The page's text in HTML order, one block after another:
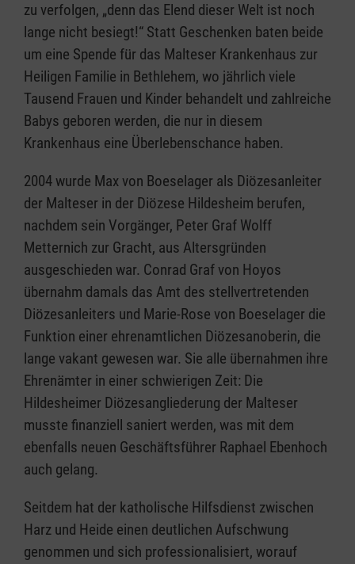
zu verfolgen, „denn das Elend dieser Welt ist noch
lange nicht besiegt!“ Statt Geschenken baten beide
um eine Spende für das Malteser Krankenhaus zur
Heiligen Familie in Bethlehem, wo jährlich viele
Tausend Frauen und Kinder behandelt und zahlreiche
Babys geboren werden, die nur in diesem
Krankenhaus eine Überlebenschance haben.
2004 wurde Max von Boeselager als Diözesanleiter
der Malteser in der Diözese Hildesheim berufen,
nachdem sein Vorgänger, Peter Graf Wolff
Metternich zur Gracht, aus Altersgründen
ausgeschieden war. Conrad Graf von Hoyos
übernahm damals das Amt des stellvertretenden
Diözesanleiters und Marie-Rose von Boeselager die
Funktion einer ehrenamtlichen Diözesanoberin, die
lange vakant gewesen war. Sie alle übernahmen ihre
Ehrenämter in einer schwierigen Zeit: Die
Hildesheimer Diözesangliederung der Malteser
musste finanziell saniert werden, was mit dem
ebenfalls neuen Geschäftsführer Raphael Ebenhoch
auch gelang.
Seitdem hat der katholische Hilfsdienst zwischen
Harz und Heide einen deutlichen Aufschwung
genommen und sich professionalisiert, worauf